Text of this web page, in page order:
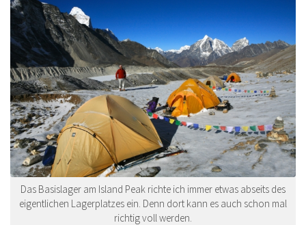
Das Basislager am Island Peak richte ich immer etwas abseits des
eigentlichen Lagerplatzes ein. Denn dort kann es auch schon mal
richtig voll werden.